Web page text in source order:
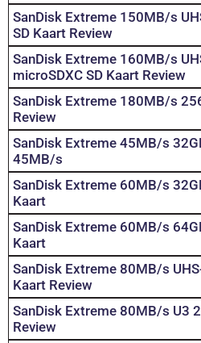
SanDisk Extreme 150MB/s
SD Kaart Review
SanDisk Extreme 160MB/s
microSDXC SD Kaart Review
SanDisk Extreme 180MB/s
Review
SanDisk Extreme 45MB/s
45MB/s
SanDisk Extreme 60MB/s
Kaart
SanDisk Extreme 60MB/s
Kaart
SanDisk Extreme 80MB/s
Kaart Review
SanDisk Extreme 80MB/s U3
Review